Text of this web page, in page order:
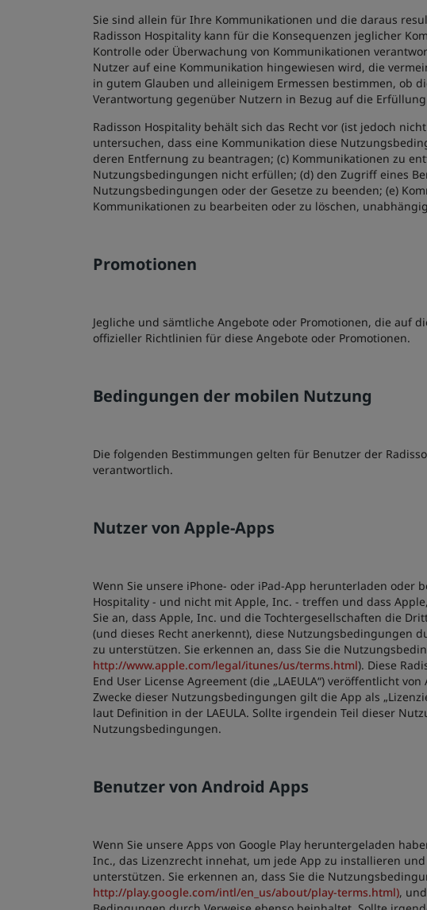
Sie sind allein für Ihre Kommunikationen und die daraus
Radisson Hospitality kann für die Konsequenzen jeglicher
Kontrolle oder Überwachung von Kommunikationen
Nutzer auf eine Kommunikation hingewiesen wird, die
in gutem Glauben und alleinigem Ermessen bestimmen, ob
Verantwortung gegenüber Nutzern in Bezug auf die
Radisson Hospitality behält sich das Recht vor (ist jedoch
untersuchen, dass eine Kommunikation diese
deren Entfernung zu beantragen; (c) Kommunikationen zu
Nutzungsbedingungen nicht erfüllen; (d) den Zugriff eines
Nutzungsbedingungen oder der Gesetze zu beenden; (e)
Kommunikationen zu bearbeiten oder zu löschen,
Promotionen
Jegliche und sämtliche Angebote oder Promotionen, die auf
offizieller Richtlinien für diese Angebote oder Promotionen.
Bedingungen der mobilen Nutzung
Die folgenden Bestimmungen gelten für Benutzer der
verantwortlich.
Nutzer von Apple-Apps
Wenn Sie unsere iPhone- oder iPad-App herunterladen oder
Hospitality - und nicht mit Apple, Inc. - treffen und dass
Sie an, dass Apple, Inc. und die Tochtergesellschaften die
(und dieses Recht anerkennt), diese Nutzungsbedingungen
zu unterstützen. Sie erkennen an, dass Sie die
http://www.apple.com/legal/itunes/us/terms.html). Diese
End User License Agreement (die „LAEULA“) veröffentlicht
Zwecke dieser Nutzungsbedingungen gilt die App als
laut Definition in der LAEULA. Sollte irgendein Teil dieser
Nutzungsbedingungen.
Benutzer von Android Apps
Wenn Sie unsere Apps von Google Play heruntergeladen
Inc., das Lizenzrecht innehat, um jede App zu installieren
unterstützen. Sie erkennen an, dass Sie die
http://play.google.com/intl/en_us/about/play-terms.html),